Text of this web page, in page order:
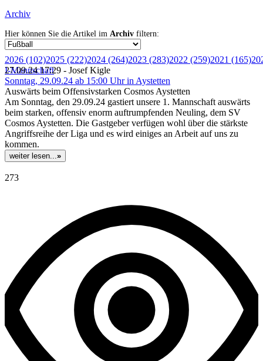
Archiv
Hier können Sie die Artikel im Archiv filtern:
2026 (102)2025 (222)2024 (264)2023 (283)2022 (259)2021 (165)
I-Mannschaft
27.09.24 17:29 - Josef Kigle
Sonntag, 29.09.24 ab 15:00 Uhr in Aystetten
Auswärts beim Offensivstarken Cosmos Aystetten
Am Sonntag, den 29.09.24 gastiert unsere 1. Mannschaft auswärts
beim starken, offensiv enorm auftrumpfenden Neuling, dem SV
Cosmos Aystetten. Die Gastgeber verfügen wohl über die stärkste
Angriffsreihe der Liga und es wird einiges an Arbeit auf uns zu
kommen.
weiter lesen...»
273